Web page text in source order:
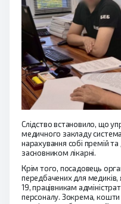
Слідство встановило, що
медичного закладу
нарахування собі премій
засновником лікарні.
Крім того, посадовець
передбачених для медиків,
19, працівникам
персоналу. Зокрема, кошти